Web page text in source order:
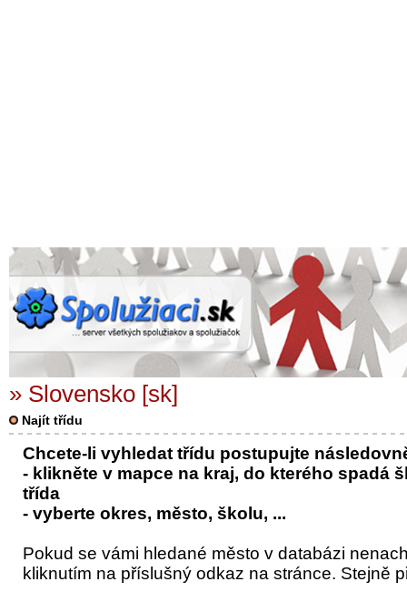
» Slovensko [sk]
Najít třídu
Chcete-li vyhledat třídu postupujte
- klikněte v mapce na kraj, do kterého spadá
třída
- vyberte okres, město, školu, ...
Pokud se vámi hledané město v databázi
kliknutím na příslušný odkaz na stránce. Stejně